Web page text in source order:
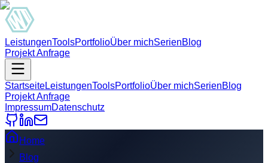
LeistungenToolsPortfolioÜber michSerienBlog
Projekt Anfrage
StartseiteLeistungenToolsPortfolioÜber michSerienBlog
Projekt Anfrage
ImpressumDatenschutz
Home
Blog